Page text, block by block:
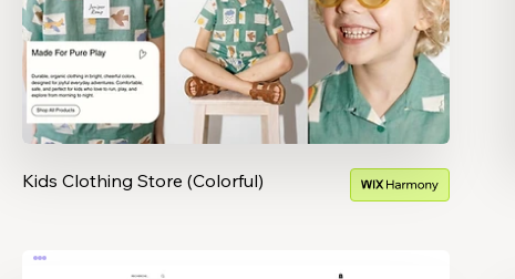
Kids Clothing Store (Colorful)